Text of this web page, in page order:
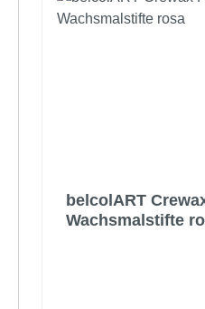
belcolART
Wachsmalstifte